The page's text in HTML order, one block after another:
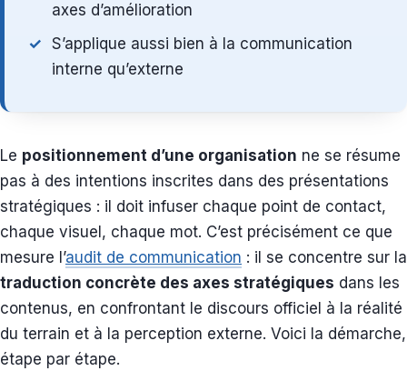
axes d’amélioration
S’applique aussi bien à la communication
interne qu’externe
Le positionnement d’une organisation ne se résume
pas à des intentions inscrites dans des présentations
stratégiques : il doit infuser chaque point de contact,
chaque visuel, chaque mot. C’est précisément ce que
mesure l’audit de communication : il se concentre sur la
traduction concrète des axes stratégiques dans les
contenus, en confrontant le discours officiel à la réalité
du terrain et à la perception externe. Voici la démarche,
étape par étape.